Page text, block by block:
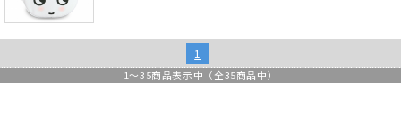
1
1～35商品表示中（全35商品中）